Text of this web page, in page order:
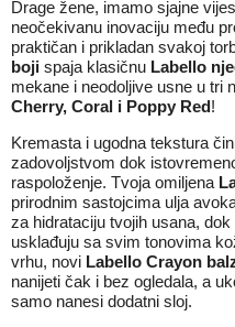
Drage žene, imamo sjajne
neočekivanu inovaciju među
praktičan i prikladan svakoj
boji spaja klasičnu Labello
mekane i neodoljive usne u tri
Cherry, Coral i Poppy Red!
Kremasta i ugodna tekstura
zadovoljstvom dok
raspoloženje. Tvoja omiljena
prirodnim sastojcima ulja
za hidrataciju tvojih usana,
usklađuju sa svim tonovima
vrhu, novi Labello Crayon
nanijeti čak i bez ogledala, a
samo nanesi dodatni sloj.